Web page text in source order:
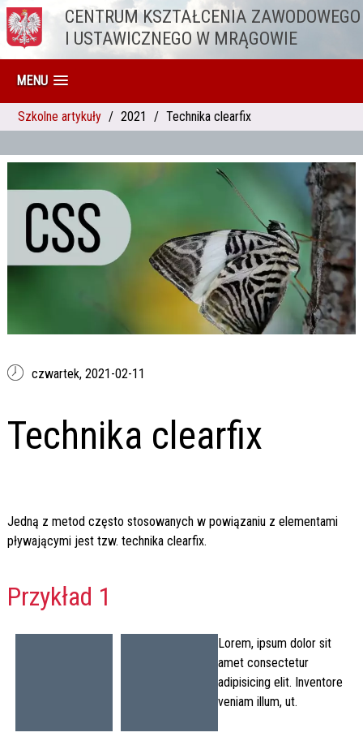
Przejdź do treściCENTRUM KSZTAŁCENIA ZAWODOWEGO
I USTAWICZNEGO W MRĄGOWIE
MENU
Szkolne artykuły 2021 Technika clearfix
czwartek, 2021-02-11
Technika clearfix
Jedną z metod często stosowanych w powiązaniu z elementami
pływającymi jest tzw. technika clearfix.
Przykład 1
Lorem, ipsum dolor sit
amet consectetur
adipisicing elit. Inventore
veniam illum, ut.